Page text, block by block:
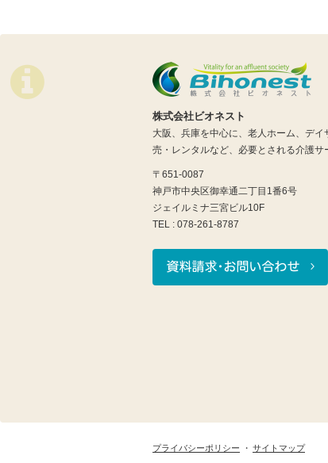
株式会社ビオネスト
大阪、兵庫を中心に、老人ホーム、デ
売・レンタルなど、必要とされる介護サ
〒651-0087
神戸市中央区御幸通二丁目1番6号
ジェイルミナ三宮ビル10F
TEL : 078-261-8787
プライバシーポリシー サイトマップ